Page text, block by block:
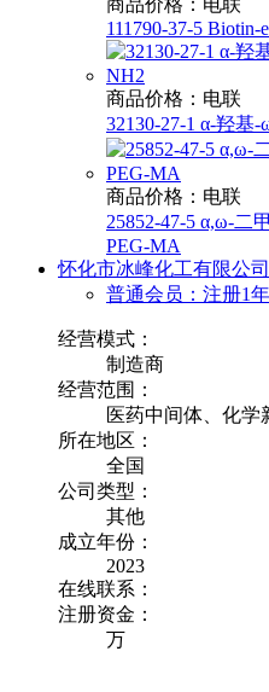
111790-37-5 Biotin-
商品价格：电联
32130-27-1 α-羟基
商品价格：电联
25852-47-5 α,ω-二
PEG-MA
怀化市冰峰化工有限公司
普通会员：注册1年
经营模式：
制造商
经营范围：
医药中间体、化学
所在地区：
全国
公司类型：
其他
成立年份：
2023
在线联系：
注册资金：
万